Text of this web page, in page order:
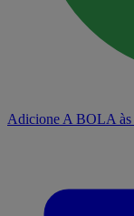
Adicione A BOLA às